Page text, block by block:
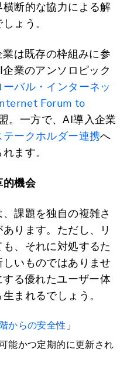
断的な協力による解
ょう。
は既存の枠組みに参
業のアンソロピック
バル・インターネッ
Forum to
。一方で、AI導入企業
テークホルダー連携へ
ます。
的機会
課題を独自の複雑さ
ります。ただし、リ
、それに対処するた
いものではありませ
る優れたユーザー体
まれるでしょう。
からの安全性 」
能かつ定期的に更新され